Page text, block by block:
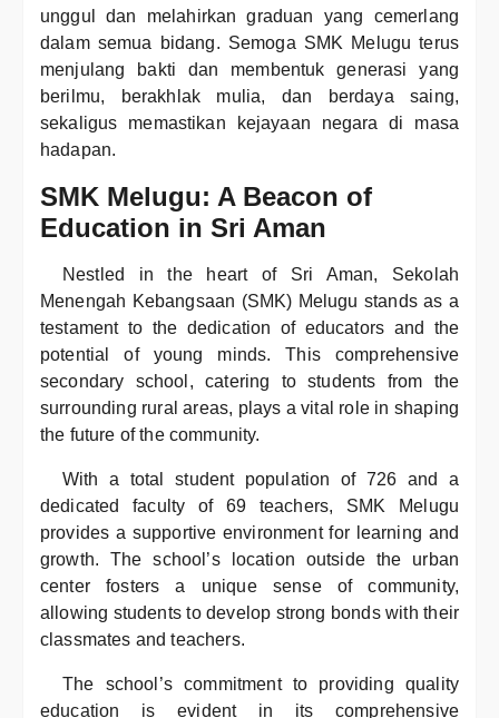
unggul dan melahirkan graduan yang cemerlang
dalam semua bidang. Semoga SMK Melugu terus
menjulang bakti dan membentuk generasi yang
berilmu, berakhlak mulia, dan berdaya saing,
sekaligus memastikan kejayaan negara di masa
hadapan.
SMK Melugu: A Beacon of
Education in Sri Aman
Nestled in the heart of Sri Aman, Sekolah
Menengah Kebangsaan (SMK) Melugu stands as a
testament to the dedication of educators and the
potential of young minds. This comprehensive
secondary school, catering to students from the
surrounding rural areas, plays a vital role in shaping
the future of the community.
With a total student population of 726 and a
dedicated faculty of 69 teachers, SMK Melugu
provides a supportive environment for learning and
growth. The school’s location outside the urban
center fosters a unique sense of community,
allowing students to develop strong bonds with their
classmates and teachers.
The school’s commitment to providing quality
education is evident in its comprehensive